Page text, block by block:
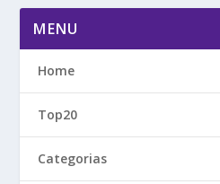
MENU
Home
Top20
Categorias